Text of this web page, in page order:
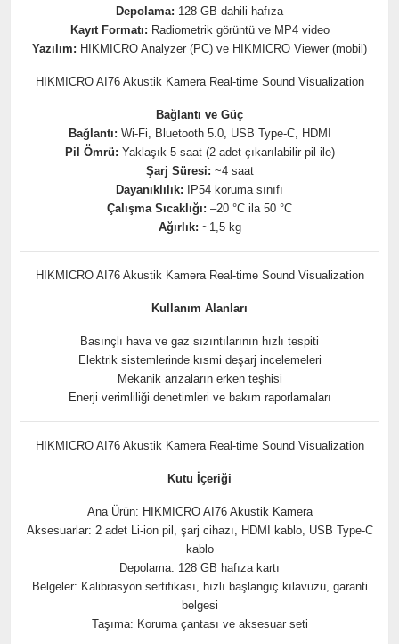
Depolama: 128 GB dahili hafıza
Kayıt Formatı: Radiometrik görüntü ve MP4 video
Yazılım: HIKMICRO Analyzer (PC) ve HIKMICRO Viewer (mobil)
HIKMICRO AI76 Akustik Kamera Real-time Sound Visualization
Bağlantı ve Güç
Bağlantı: Wi-Fi, Bluetooth 5.0, USB Type-C, HDMI
Pil Ömrü: Yaklaşık 5 saat (2 adet çıkarılabilir pil ile)
Şarj Süresi: ~4 saat
Dayanıklılık: IP54 koruma sınıfı
Çalışma Sıcaklığı: –20 °C ila 50 °C
Ağırlık: ~1,5 kg
HIKMICRO AI76 Akustik Kamera Real-time Sound Visualization
Kullanım Alanları
Basınçlı hava ve gaz sızıntılarının hızlı tespiti
Elektrik sistemlerinde kısmi deşarj incelemeleri
Mekanik arızaların erken teşhisi
Enerji verimliliği denetimleri ve bakım raporlamaları
HIKMICRO AI76 Akustik Kamera Real-time Sound Visualization
Kutu İçeriği
Ana Ürün: HIKMICRO AI76 Akustik Kamera
Aksesuarlar: 2 adet Li-ion pil, şarj cihazı, HDMI kablo, USB Type-C
kablo
Depolama: 128 GB hafıza kartı
Belgeler: Kalibrasyon sertifikası, hızlı başlangıç kılavuzu, garanti
belgesi
Taşıma: Koruma çantası ve aksesuar seti